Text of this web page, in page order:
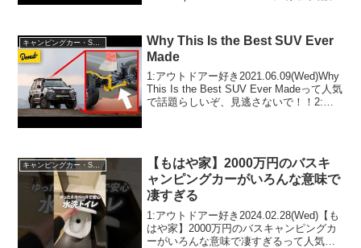
Why This Is the Best SUV Ever
Made
1:アウトドアー好き2021.06.09(Wed)Why
This Is the Best SUV Ever Madeって人気
で話題らしいぞ、見逃さないで！！2:ア
キャンピングカー・SUV人気車種
【もはや家】2000万円のバスキ
ャンピングカーがいろんな意味で
凄すぎる
1:アウトドアー好き2024.02.28(Wed)【も
はや家】2000万円のバスキャンピングカ
ーがいろんな意味で凄すぎるって人気で